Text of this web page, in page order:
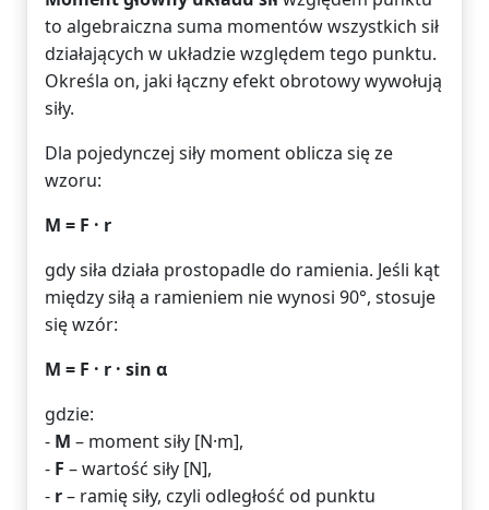
to algebraiczna suma momentów wszystkich sił
działających w układzie względem tego punktu.
Określa on, jaki łączny efekt obrotowy wywołują
siły.
Dla pojedynczej siły moment oblicza się ze
wzoru:
M = F · r
gdy siła działa prostopadle do ramienia. Jeśli kąt
między siłą a ramieniem nie wynosi 90°, stosuje
się wzór:
M = F · r · sin α
gdzie:
- M – moment siły [N·m],
- F – wartość siły [N],
- r– ramię siły, czyli odległość od punktu